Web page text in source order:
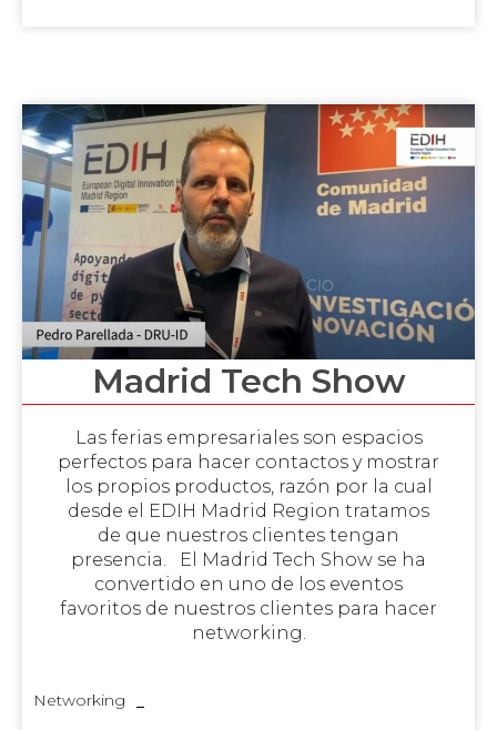
Madrid Tech Show
Las ferias empresariales son espacios
perfectos para hacer contactos y mostrar
los propios productos, razón por la cual
desde el EDIH Madrid Region tratamos
de que nuestros clientes tengan
presencia. El Madrid Tech Show se ha
convertido en uno de los eventos
favoritos de nuestros clientes para hacer
networking.
Networking